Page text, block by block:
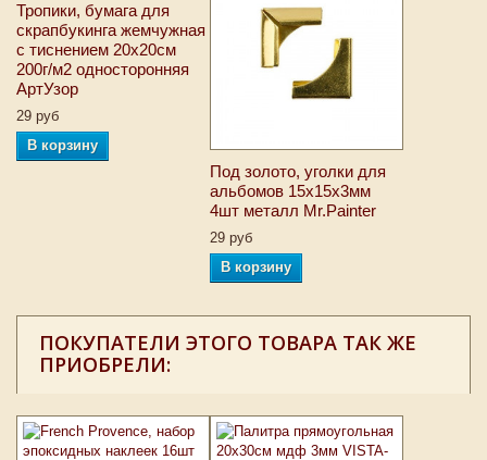
Тропики, бумага для
скрапбукинга жемчужная
с тиснением 20х20см
200г/м2 односторонняя
АртУзор
29 руб
В корзину
Под золото, уголки для
альбомов 15х15х3мм
4шт металл Mr.Painter
29 руб
В корзину
ПОКУПАТЕЛИ ЭТОГО ТОВАРА ТАК ЖЕ
ПРИОБРЕЛИ: